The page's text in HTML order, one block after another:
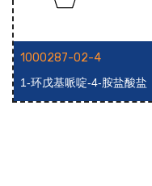
1000287-02-4
1-环戊基哌啶-4-胺盐酸盐